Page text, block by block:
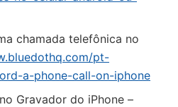
chamada telefônica no
pt-
a-phone-call-on-iphone
Gravador do iPhone –